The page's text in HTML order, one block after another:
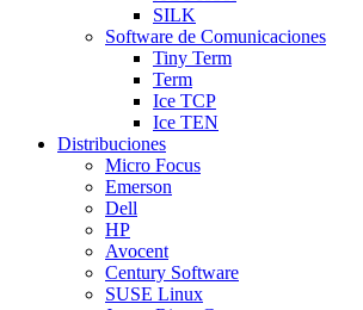
SILK
Software de Comunicaciones
Tiny Term
Term
Ice TCP
Ice TEN
Distribuciones
Micro Focus
Emerson
Dell
HP
Avocent
Century Software
SUSE Linux